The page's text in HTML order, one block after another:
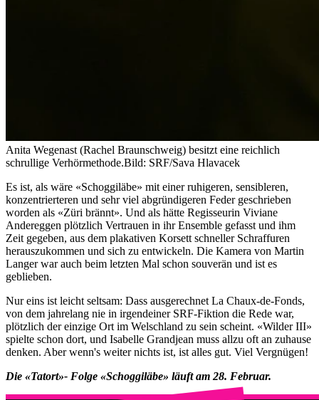
Anita Wegenast (Rachel Braunschweig) besitzt eine reichlich
schrullige Verhörmethode.Bild: SRF/Sava Hlavacek
Es ist, als wäre «Schoggiläbe» mit einer ruhigeren, sensibleren,
konzentrierteren und sehr viel abgründigeren Feder geschrieben
worden als «Züri brännt». Und als hätte Regisseurin Viviane
Andereggen plötzlich Vertrauen in ihr Ensemble gefasst und ihm
Zeit gegeben, aus dem plakativen Korsett schneller Schraffuren
herauszukommen und sich zu entwickeln. Die Kamera von Martin
Langer war auch beim letzten Mal schon souverän und ist es
geblieben.
Nur eins ist leicht seltsam: Dass ausgerechnet La Chaux-de-Fonds,
von dem jahrelang nie in irgendeiner SRF-Fiktion die Rede war,
plötzlich der einzige Ort im Welschland zu sein scheint. «Wilder III»
spielte schon dort, und Isabelle Grandjean muss allzu oft an zuhause
denken. Aber wenn's weiter nichts ist, ist alles gut. Viel Vergnügen!
Die «Tatort»- Folge «Schoggiläbe» läuft am 28. Februar.